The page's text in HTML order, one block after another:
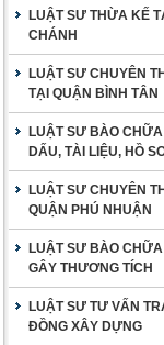
LUẬT SƯ THỪA KẾ
CHÁNH
LUẬT SƯ CHUYÊN
TẠI QUẬN BÌNH TÂN
LUẬT SƯ BÀO CHỮA
DẤU, TÀI LIỆU, HỒ
LUẬT SƯ CHUYÊN
QUẬN PHÚ NHUẬN
LUẬT SƯ BÀO
GÂY THƯƠNG TÍCH
LUẬT SƯ TƯ VẤN
ĐỒNG XÂY DỰNG